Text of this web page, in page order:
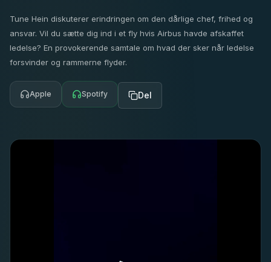
Tune Hein diskuterer erindringen om den dårlige chef, frihed og
ansvar. Vil du sætte dig ind i et fly hvis Airbus havde afskaffet
ledelse? En provokerende samtale om hvad der sker når ledelse
forsvinder og rammerne flyder.
Apple Spotify Del